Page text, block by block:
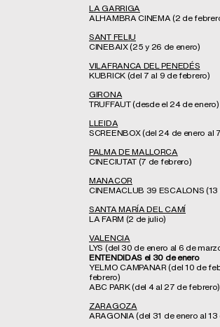
LA GARRIGA
ALHAMBRA CINEMA (2 de
SANT FELIU
CINEBAIX (25 y 26 de enero)
VILAFRANCA DEL PENEDÉS
KUBRICK (del 7 al 9 de febrero)
GIRONA
TRUFFAUT (desde el 24 de enero)
LLEIDA
SCREENBOX (del 24 de enero al
PALMA DE MALLORCA
CINECIUTAT (7 de febrero)
MANACOR
CINEMACLUB 39 ESCALONS
SANTA MARÍA DEL CAMÍ
LA FARM (2 de julio)
VALENCIA
LYS (del 30 de enero al 6 de
ENTENDIDAS el 30 de enero
YELMO CAMPANAR (del 10 de
febrero)
ABC PARK (del 4 al 27 de febrero)
ZARAGOZA
ARAGONIA (del 31 de enero al